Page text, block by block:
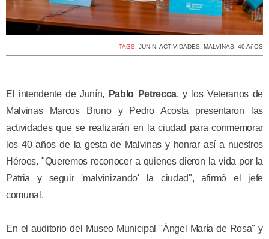
TAGS: JUNíN, ACTIVIDADES, MALVINAS, 40 AñOS
El intendente de Junín, Pablo Petrecca, y los Veteranos de
Malvinas Marcos Bruno y Pedro Acosta presentaron las
actividades que se realizarán en la ciudad para conmemorar
los 40 años de la gesta de Malvinas y honrar así a nuestros
Héroes. "Queremos reconocer a quienes dieron la vida por la
Patria y seguir 'malvinizando' la ciudad", afirmó el jefe
comunal.
En el auditorio del Museo Municipal "Ángel María de Rosa" y